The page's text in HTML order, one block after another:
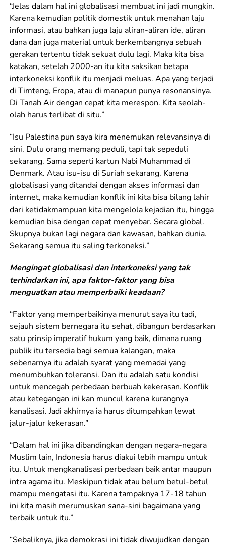
“Jelas dalam hal ini globalisasi membuat ini jadi mungkin.
Karena kemudian politik domestik untuk menahan laju
informasi, atau bahkan juga laju aliran-aliran ide, aliran
dana dan juga material untuk berkembangnya sebuah
gerakan tertentu tidak sekuat dulu lagi. Maka kita bisa
katakan, setelah 2000-an itu kita saksikan betapa
interkoneksi konflik itu menjadi meluas. Apa yang terjadi
di Timteng, Eropa, atau di manapun punya resonansinya.
Di Tanah Air dengan cepat kita merespon. Kita seolah-
olah harus terlibat di situ.”
“Isu Palestina pun saya kira menemukan relevansinya di
sini. Dulu orang memang peduli, tapi tak sepeduli
sekarang. Sama seperti kartun Nabi Muhammad di
Denmark. Atau isu-isu di Suriah sekarang. Karena
globalisasi yang ditandai dengan akses informasi dan
internet, maka kemudian konflik ini kita bisa bilang lahir
dari ketidakmampuan kita mengelola kejadian itu, hingga
kemudian bisa dengan cepat menyebar. Secara global.
Skupnya bukan lagi negara dan kawasan, bahkan dunia.
Sekarang semua itu saling terkoneksi.”
Mengingat globalisasi dan interkoneksi yang tak
terhindarkan ini, apa faktor-faktor yang bisa
menguatkan atau memperbaiki keadaan?
“Faktor yang memperbaikinya menurut saya itu tadi,
sejauh sistem bernegara itu sehat, dibangun berdasarkan
satu prinsip imperatif hukum yang baik, dimana ruang
publik itu tersedia bagi semua kalangan, maka
sebenarnya itu adalah syarat yang memadai yang
menumbuhkan toleransi. Dan itu adalah satu kondisi
untuk mencegah perbedaan berbuah kekerasan. Konflik
atau ketegangan ini kan muncul karena kurangnya
kanalisasi. Jadi akhirnya ia harus ditumpahkan lewat
jalur-jalur kekerasan.”
“Dalam hal ini jika dibandingkan dengan negara-negara
Muslim lain, Indonesia harus diakui lebih mampu untuk
itu. Untuk mengkanalisasi perbedaan baik antar maupun
intra agama itu. Meskipun tidak atau belum betul-betul
mampu mengatasi itu. Karena tampaknya 17-18 tahun
ini kita masih merumuskan sana-sini bagaimana yang
terbaik untuk itu.”
“Sebaliknya, jika demokrasi ini tidak diwujudkan dengan